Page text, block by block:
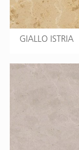
GIALLO ISTRIA